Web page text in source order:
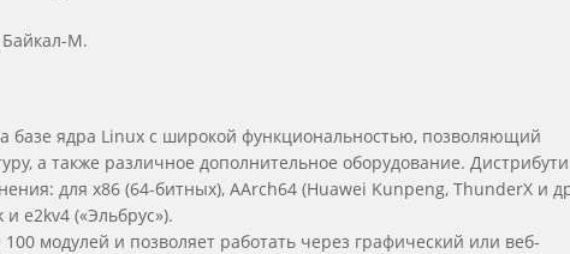
Байкал-М.
базе ядра Linux с широкой функциональностью, позволяющий
а также различное дополнительное оборудование.
для x86 (64-битных), AArch64 (Huawei Kunpeng, ThunderX и
e2kv4 («Эльбрус»).
модулей и позволяет работать через графический или веб-